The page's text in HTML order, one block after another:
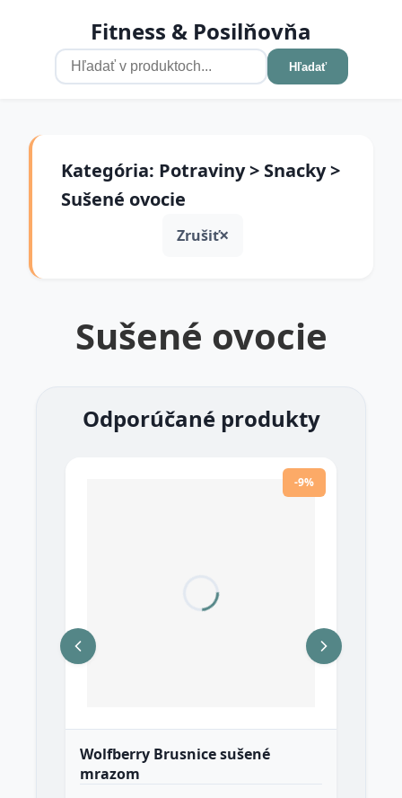
Fitness & Posilňovňa
Hľadať
Kategória: Potraviny > Snacky >
Sušené ovocie
Zrušiť
Sušené ovocie
Odporúčané produkty
-9%
Wolfberry Brusnice sušené
mrazom